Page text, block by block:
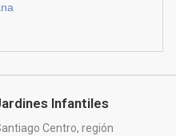
Infantiles
Centro, región